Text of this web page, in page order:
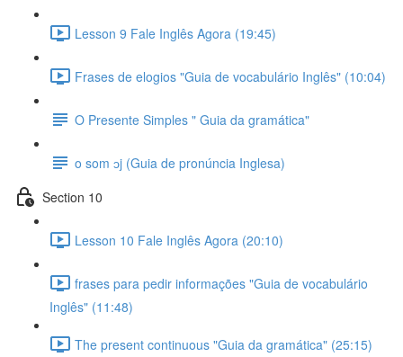
Lesson 9 Fale Inglês Agora (19:45)
Frases de elogios "Guia de vocabulário Inglês" (10:04)
O Presente Simples " Guia da gramática"
o som ɔj (Guia de pronúncia Inglesa)
Section 10
Lesson 10 Fale Inglês Agora (20:10)
frases para pedir informações "Guia de vocabulário
Inglês" (11:48)
The present continuous "Guia da gramática" (25:15)